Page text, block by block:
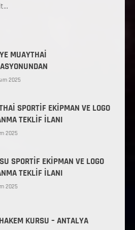
MUAYTHAİ
2025
SPORTİF EKİPMAN VE LOGO
TEKLİF İLANI
2025
SPORTİF EKİPMAN VE LOGO
TEKLİF İLANI
2025
KURSU – ANTALYA